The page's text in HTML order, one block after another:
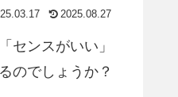
2025.08.27
センスがいい」
のでしょうか？